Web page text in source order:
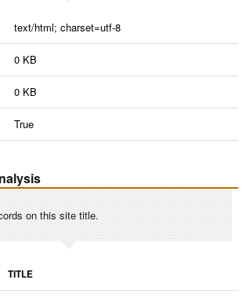
text/html; charset=utf-8
0 KB
0 KB
True
on this site title.
TITLE